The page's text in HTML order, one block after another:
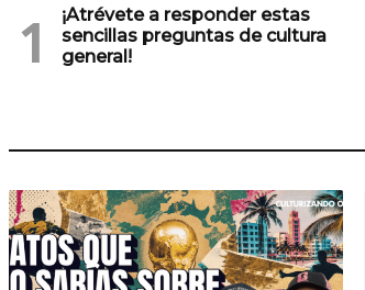
¡Atrévete a responder estas
sencillas preguntas de cultura
general!